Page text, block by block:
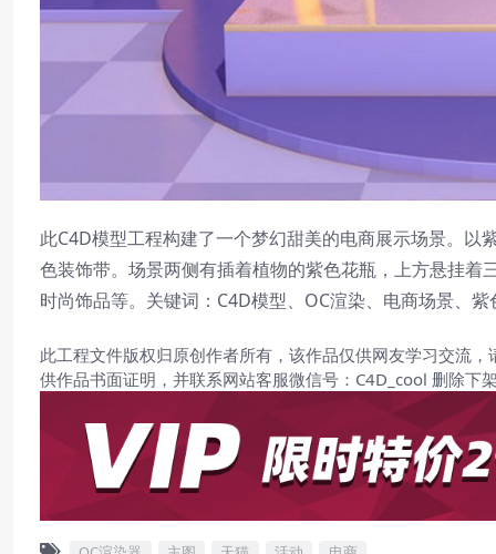
此C4D模型工程构建了一个梦幻甜美的电商展示场景。
色装饰带。场景两侧有插着植物的紫色花瓶，上方悬挂
时尚饰品等。关键词：C4D模型、OC渲染、电商场景、
此工程文件版权归原创作者所有，该作品仅供网友学习交流
供作品书面证明，并联系网站客服微信号：C4D_cool 删除下